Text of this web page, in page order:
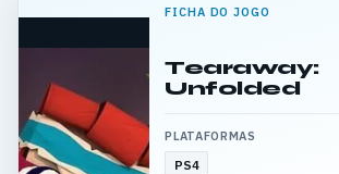
FICHA DO JOGO
Tearaway:
Unfolded
PLATAFORMAS
PS4